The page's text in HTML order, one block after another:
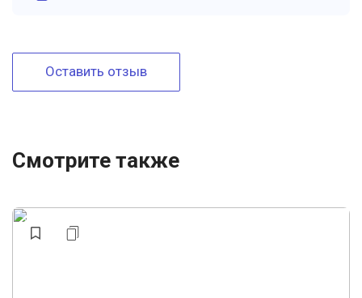
Оставить отзыв
Смотрите также